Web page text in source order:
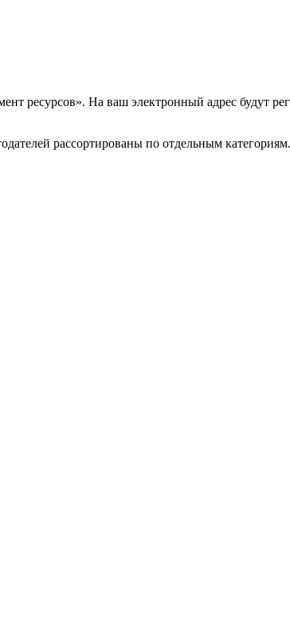
ресурсов». На ваш электронный адрес будут
рассортированы по отдельным категориям.